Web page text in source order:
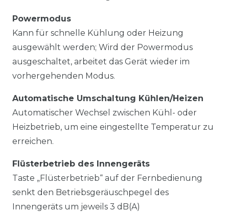
Powermodus
Kann für schnelle Kühlung oder Heizung
ausgewählt werden; Wird der Powermodus
ausgeschaltet, arbeitet das Gerät wieder im
vorhergehenden Modus.
Automatische Umschaltung Kühlen/Heizen
Automatischer Wechsel zwischen Kühl- oder
Heizbetrieb, um eine eingestellte Temperatur zu
erreichen.
Flüsterbetrieb des Innengeräts
Taste „Flüsterbetrieb“ auf der Fernbedienung
senkt den Betriebsgeräuschpegel des
Innengeräts um jeweils 3 dB(A)